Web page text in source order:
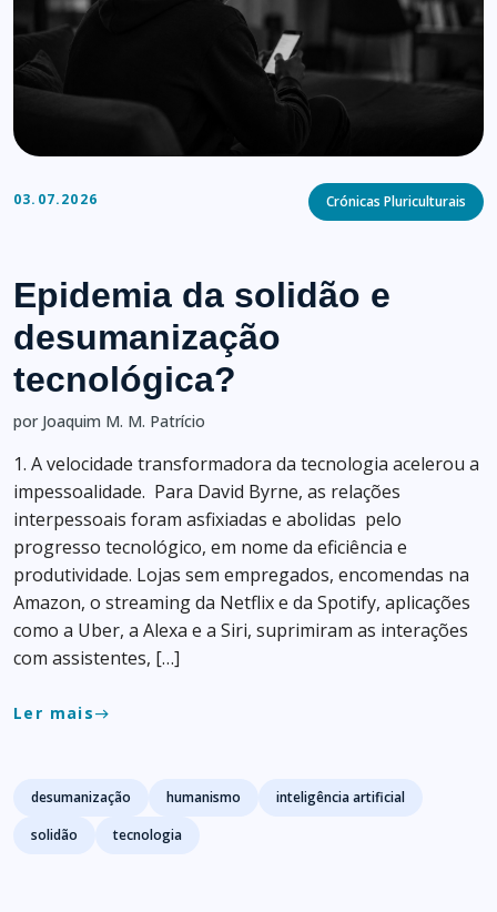
03.07.2026 Categories
Crónicas Pluriculturais
Epidemia da solidão e
desumanização
tecnológica?
por Joaquim M. M. Patrício
1. A velocidade transformadora da tecnologia acelerou a
impessoalidade. Para David Byrne, as relações
interpessoais foram asfixiadas e abolidas pelo
progresso tecnológico, em nome da eficiência e
produtividade. Lojas sem empregados, encomendas na
Amazon, o streaming da Netflix e da Spotify, aplicações
como a Uber, a Alexa e a Siri, suprimiram as interações
com assistentes, […]
Ler maiseast
Tags
desumanização humanismo
inteligência artificial
solidão
tecnologia